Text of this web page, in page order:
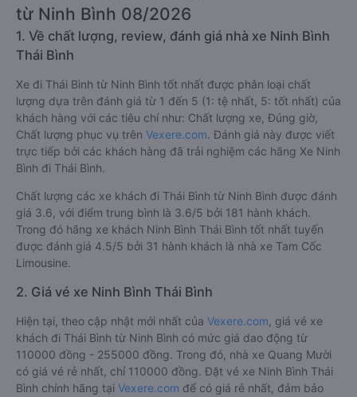
từ Ninh Bình 08/2026
1. Về chất lượng, review, đánh giá nhà xe Ninh Bình
Thái Bình
Xe đi Thái Bình từ Ninh Bình tốt nhất được phân loại chất
lượng dựa trên đánh giá từ 1 đến 5 (1: tệ nhất, 5: tốt nhất) của
khách hàng với các tiêu chí như: Chất lượng xe, Đúng giờ,
Chất lượng phục vụ trên Vexere.com. Đánh giá này được viết
trực tiếp bởi các khách hàng đã trải nghiệm các hãng Xe Ninh
Bình đi Thái Bình.
Chất lượng các xe khách đi Thái Bình từ Ninh Bình được đánh
giá 3.6, với điểm trung bình là 3.6/5 bởi 181 hành khách.
Trong đó hãng xe khách Ninh Bình Thái Bình tốt nhất tuyến
được đánh giá 4.5/5 bởi 31 hành khách là nhà xe Tam Cốc
Limousine.
2. Giá vé xe Ninh Bình Thái Bình
Hiện tại, theo cập nhật mới nhất của Vexere.com , giá vé xe
khách đi Thái Bình từ Ninh Bình có mức giá dao động từ
110000 đồng - 255000 đồng. Trong đó, nhà xe Quang Mười
có giá vé rẻ nhất, chỉ 110000 đồng. Đặt vé xe Ninh Bình Thái
Bình chính hãng tại Vexere.com để có giá rẻ nhất, đảm bảo